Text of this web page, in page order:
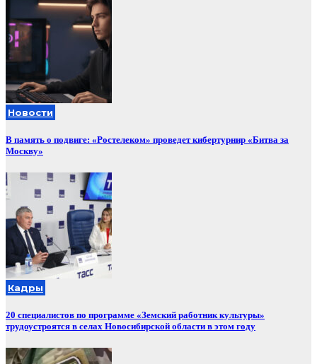
Новости
В память о подвиге: «Ростелеком» проведет кибертурнир «Битва за
Москву»
Кадры
20 специалистов по программе «Земский работник культуры»
трудоустроятся в селах Новосибирской области в этом году